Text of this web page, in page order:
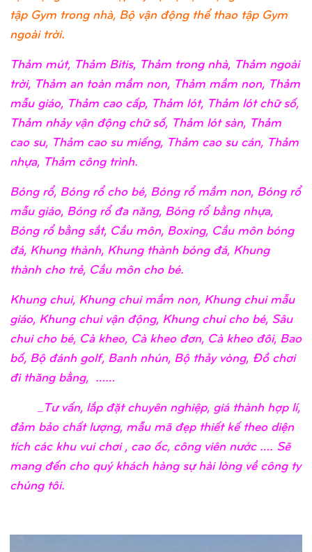
tập Gym trong nhà, Bộ vận động thể thao tập Gym
ngoài trời.
Thảm mút, Thảm Bitis, Thảm trong nhà, Thảm ngoài
trời, Thảm an toàn mầm non, Thảm mầm non, Thảm
mẫu giáo, Thảm cao cấp, Thảm lót, Thảm lót chữ số,
Thảm nhảy vận động chữ số, Thảm lót sàn, Thảm
cao su, Thảm cao su miếng, Thảm cao su cán, Thảm
nhựa, Thảm công trình.
Bóng rổ, Bóng rổ cho bé, Bóng rổ mầm non, Bóng rổ
mẫu giáo, Bóng rổ đa năng, Bóng rổ bằng nhựa,
Bóng rổ bằng sắt, Cầu môn, Boxing, Cầu môn bóng
đá, Khung thành, Khung thành bóng đá, Khung
thành cho trẻ, Cầu môn cho bé.
Khung chui, Khung chui mầm non, Khung chui mẫu
giáo, Khung chui vận động, Khung chui cho bé, Sâu
chui cho bé, Cà kheo, Cà kheo đơn, Cà kheo đôi, Bao
bố, Bộ đánh golf, Banh nhún, Bộ thảy vòng, Đồ chơi
đi thăng bằng, ……
_Tư vấn, lắp đặt chuyên nghiệp, giá thành hợp lí,
đảm bảo chất lượng, mẫu mã đẹp thiết kế theo diện
tích các khu vui chơi , cao ốc, công viên nước …. Sẽ
mang đến cho quý khách hàng sự hài lòng về công ty
chúng tôi.